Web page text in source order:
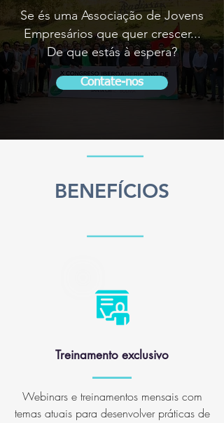
Se és uma Associação de Jovens
Empresários que quer crescer...
De que estás à espera?
Contate-nos
BENEFÍCIOS
Treinamento exclusivo
Webinars e treinamentos mensais com
temas atuais para desenvolver práticas de